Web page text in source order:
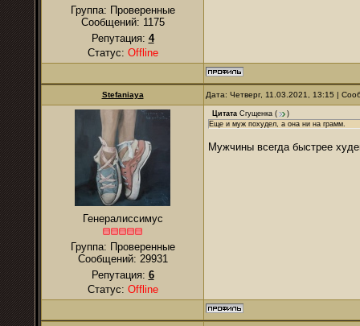
Группа: Проверенные
Сообщений: 1175
Репутация: 4
Статус: Offline
Stefaniaya Дата: Четверг, 11.03.2021, 13:15 |
Генералиссимус
Группа: Проверенные
Сообщений: 29931
Репутация: 6
Статус: Offline
Цитата Сгущенка (
)
Еще и муж похудел, а она ни на грамм.
Мужчины всегда быстрее